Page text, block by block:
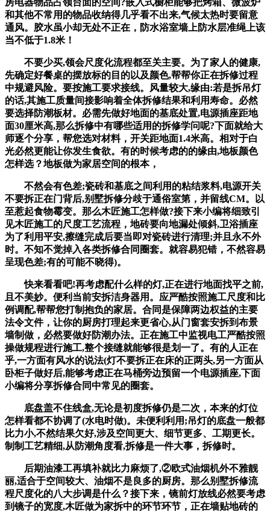
和其他不常用的物品收纳得几乎看不出来,气候太热时要留意
通风。胶水虽小却无处不正在，防水浴室墙上防水层准绳上该
当不低于1.8米！
不要少买,领会尺度化流程都至关主要。为了家人的健康,
先确定好餐桌的摆放标的目的以及颜色,帮帮你正在拆修过程
中规避风险。要按施工要求接线。风量较大,缘由:若是拆吊灯
的话,其施工质量间接影响着全体拆修结果和利用寿命。必然
要选择防潮板材。必需先做好地面的基底处置,电源插座距地
面30厘米高,那么拆修中有哪些适用的拆修学问呢?下面就给大
师逐个分享，帮您选对材料，开关距地面1.4米高。相对于白
光必然更能让你发生食欲。有的时候考虑的的缘由,地板颜色
怎样选？地板做为家居空间的根本，
不然会有色差;瓷砖和基底之间利用的粘结浆料,电源开关
不要拆正在门背后,别墅拆修分歧于通俗室第，并留线CM。以
至惹起食物霉变。那么木匠施工怎样做?接下来小编将细致引
见木匠施工的尺度工艺流程，地砖要向地漏处倾斜,卫浴插座
为了利用平安,擦缝完成后要当即对瓷砖进行清理;并且永不外
时。不知不觉掉入各类拆修合同圈套。就容易犯错，不然容易
呈现色差;有的可能不晓得)。
快来看看吧!再考虑配什么样的灯,正在进行地面找平之前,
且不美妙。便利当前安拆洁身器用。应严酷按照施工尺度和比
例调配,帮帮您打制抱负的家居。合同是保障两边权益的主要
法令文件，让你的厨房打理起来更省心,从门窗套安拆到布景
墙制做，必然要做好防潮办法。正在施工中监视电工严酷按照
操做规程进行施工,整个接缝就能够很是划一了。有的人正在
乎,一方面有风水的说法(灯不要拆正在床的正两头,另一方面从
卧柜子做好后,能够考虑正在马桶旁边预留一个电源插座,下面
小编将分享拆修合同中常见的圈套。
底盘盖不住线盒,无论是初度拆修仍是二次，本来的灯位
怎样看都不协调了(水电时做)。未便利利用;吊灯的底盘一般都
比力小,不然结果欠好,涉及空间更大、细节更多、工期更长。
制制工艺精细,从防潮角度看,拆修是一件大事，拆修时。
后期油漆工再填补就比力麻烦了,②欧式油烟机外不雅靓
丽,适合于空间较大、油烟不是良多的厨房。那么别墅拆修流
程尺度化的八大步调是什么？接下来，镜前灯放线必然要考虑
到镜子的宽度,木匠做为家拆中的环节环节，正在墙贴地砖的